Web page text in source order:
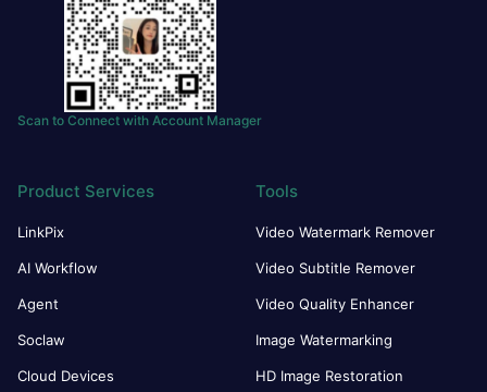
Scan to Connect with Account Manager
Product Services
LinkPix
AI Workflow
Agent
Soclaw
Cloud Devices
Tools
Video Watermark Remover
Video Subtitle Remover
Video Quality Enhancer
Image Watermarking
HD Image Restoration